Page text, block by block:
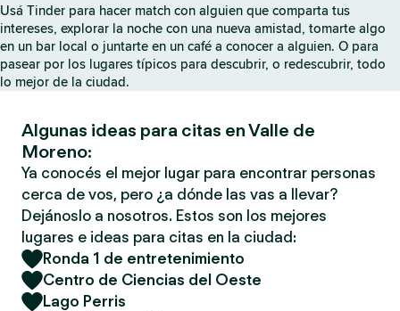
Usá Tinder para hacer match con alguien que comparta tus
intereses, explorar la noche con una nueva amistad, tomarte algo
en un bar local o juntarte en un café a conocer a alguien. O para
pasear por los lugares típicos para descubrir, o redescubrir, todo
lo mejor de la ciudad.
Algunas ideas para citas en Valle de
Moreno:
Ya conocés el mejor lugar para encontrar personas
cerca de vos, pero ¿a dónde las vas a llevar?
Dejánoslo a nosotros. Estos son los mejores
lugares e ideas para citas en la ciudad:
Ronda 1 de entretenimiento
Centro de Ciencias del Oeste
Lago Perris